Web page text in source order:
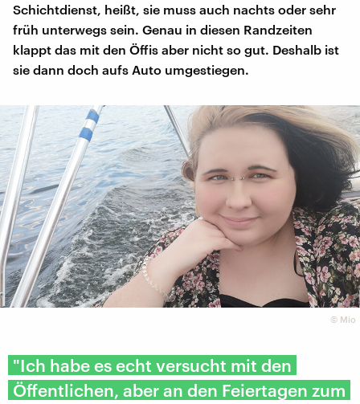
Schichtdienst, heißt, sie muss auch nachts oder sehr
früh unterwegs sein. Genau in diesen Randzeiten
klappt das mit den Öffis aber nicht so gut. Deshalb ist
sie dann doch aufs Auto umgestiegen.
© Mio
"Ich habe es echt versucht mit den
Öffentlichen, aber an den Feiertagen zum